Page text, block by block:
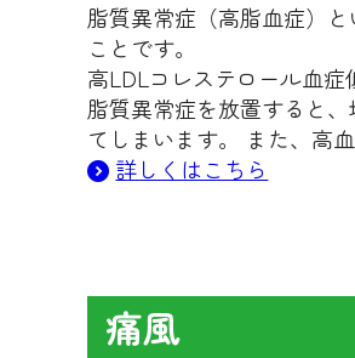
脂質異常症（高脂血症）
ことです。
高LDLコレステロール血
脂質異常症を放置すると
てしまいます。 また、高
詳しくはこちら
痛風